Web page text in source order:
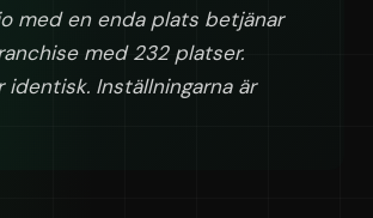
med en enda plats betjänar
med 232 platser.
identisk. Inställningarna är